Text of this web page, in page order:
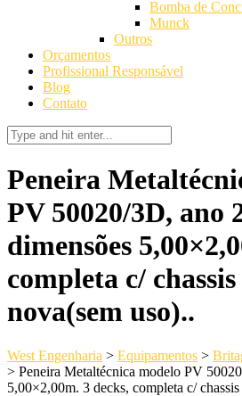
Bomba de
Munck
Outros
Orçamentos
Profissional Responsável
Blog
Contato
Peneira
PV 50020/3D, ano
dimensões
completa c/
nova(sem uso)..
West Engenharia > Equipamentos >
> Peneira Metaltécnica modelo PV
5,00×2,00m. 3 decks, completa c/